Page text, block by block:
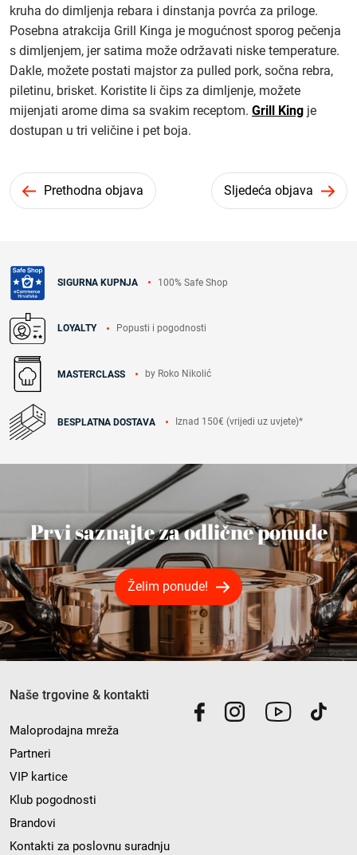
kruha do dimljenja rebara i dinstanja povrća za priloge.
Posebna atrakcija Grill Kinga je mogućnost sporog pečenja
s dimljenjem, jer satima može održavati niske temperature.
Dakle, možete postati majstor za pulled pork, sočna rebra,
piletinu, brisket. Koristite li čips za dimljenje, možete
mijenjati arome dima sa svakim receptom. Grill King je
dostupan u tri veličine i pet boja.
Prethodna objava Sljedeća objava
SIGURNA KUPNJA 100% Safe Shop
LOYALTY Popusti i pogodnosti
MASTERCLASS by Roko Nikolić
BESPLATNA DOSTAVA Iznad 150€ (vrijedi uz uvjete)*
Prvi saznajte za odlične ponude
Želim ponude!
Naše trgovine & kontakti
Maloprodajna mreža
Partneri
VIP kartice
Klub pogodnosti
Brandovi
Kontakti za poslovnu suradnju